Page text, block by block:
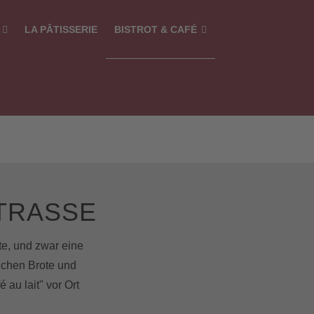
LA PÂTISSERIE BISTROT & CAFÉ
und zwar eine
Brote und
au lait" vor Ort